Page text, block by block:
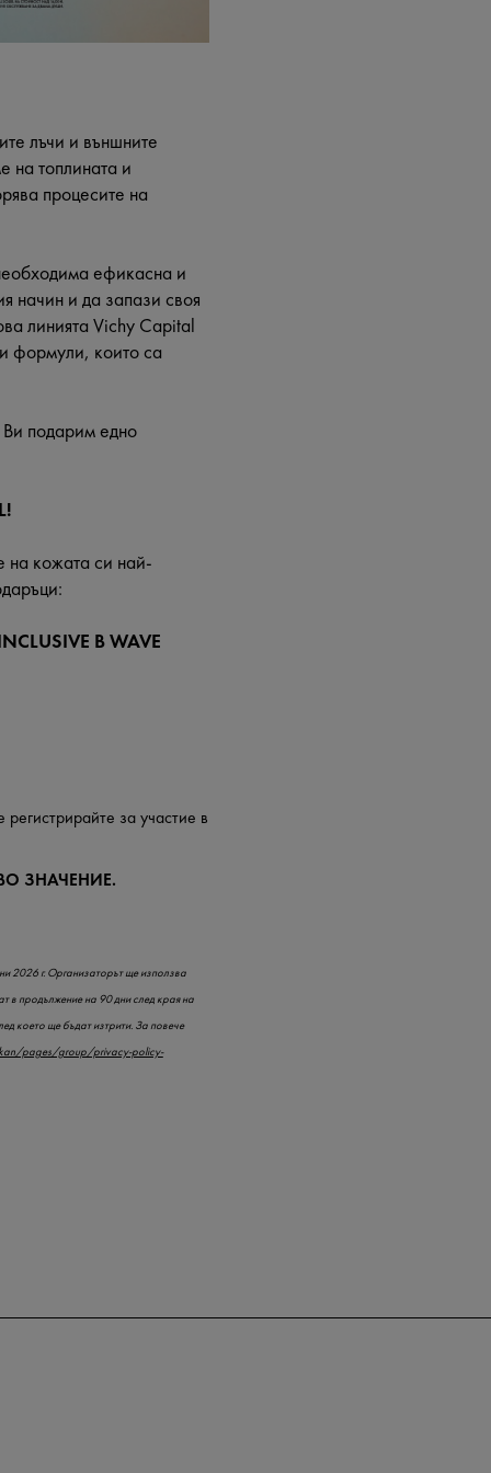
лъчи и външните
на топлината и
процесите на
ефикасна и
начин и да запази своя
линията Vichy Capital
формули, които са
подарим едно
на кожата си най-
В WAVE
за участие в
ЗНАЧЕНИЕ.
2026 г. Организаторът ще използва
в продължение на 90 дни след края на
което ще бъдат изтрити. За повече
pages/group/privacy-policy-